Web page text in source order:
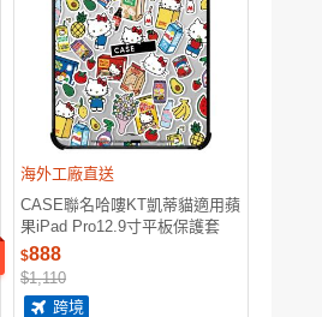
海外工廠直送
CASE聯名哈嘍KT凱蒂貓適用蘋
果iPad Pro12.9寸平板保護套
2024 Air第4/5/6/7/8代11寸卡通
可愛防摔殼mini A16
$888
$1,110
跨境